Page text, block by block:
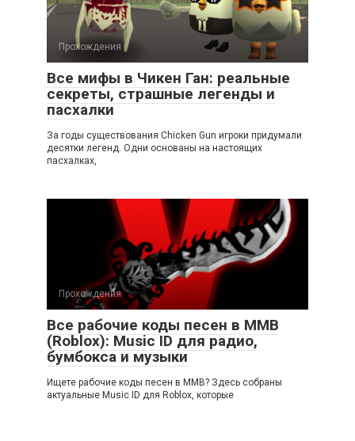
Прохождения
Все мифы в Чикен Ган: реальные
секреты, страшные легенды и
пасхалки
За годы существования Chicken Gun игроки придумали
десятки легенд. Одни основаны на настоящих
пасхалках,
Прохождения
Все рабочие коды песен в ММВ
(Roblox): Music ID для радио,
бумбокса и музыки
Ищете рабочие коды песен в ММВ? Здесь собраны
актуальные Music ID для Roblox, которые